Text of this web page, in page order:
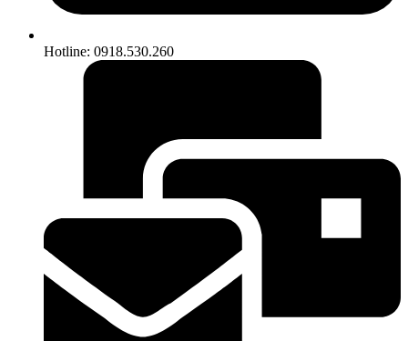
Hotline: 0918.530.260